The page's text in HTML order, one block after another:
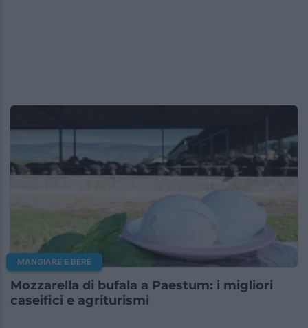
MANGIARE E BERE
Mozzarella di bufala a Paestum: i migliori
caseifici e agriturismi